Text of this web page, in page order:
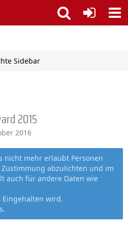
2015
2016
nicht mehr erlaubt Personen
abzulichten und im
auch für andere Daten wie
wird.